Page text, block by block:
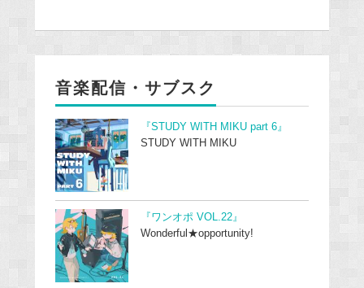
音楽配信・サブスク
『STUDY WITH MIKU part 6』
STUDY WITH MIKU
『ワンオポ VOL.22』
Wonderful★opportunity!